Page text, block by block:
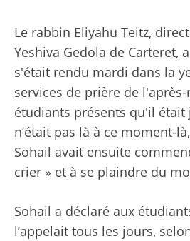
Le rabbin Eliyahu Teitz,
Yeshiva Gedola de Carteret,
s'était rendu mardi dans la
services de prière de
étudiants présents qu'il était
n’était pas là à ce moment-
Sohail avait ensuite
crier » et à se plaindre du
Sohail a déclaré aux
l’appelait tous les jours,